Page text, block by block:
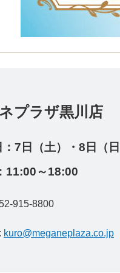
ネプラザ黒川
7日（土）・8 日（
11:00～18:00
915-8800
kuro@meganeplaza.co.jp